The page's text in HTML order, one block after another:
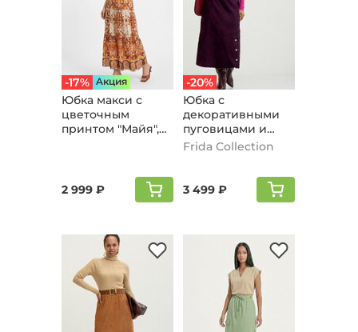
-17% Aкция
Юбка макси с
цветочным
принтом "Майя",
2 999 ₽
-20%
Юбка с
декоративными
пуговицами и
клапаном,
Frida Collection
3 499 ₽